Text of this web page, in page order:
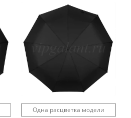
Одна расцветка модели